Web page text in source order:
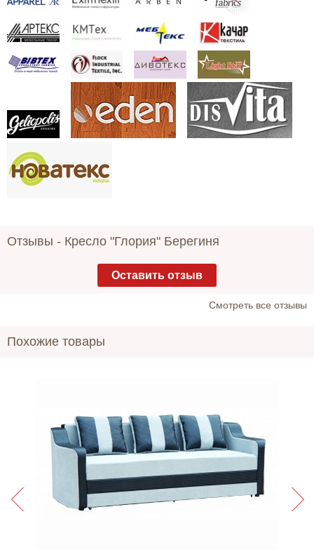
Отзывы - Кресло "Глория" Берегиня
Оставить отзыв
Cмотреть все отзывы
Похожие товары